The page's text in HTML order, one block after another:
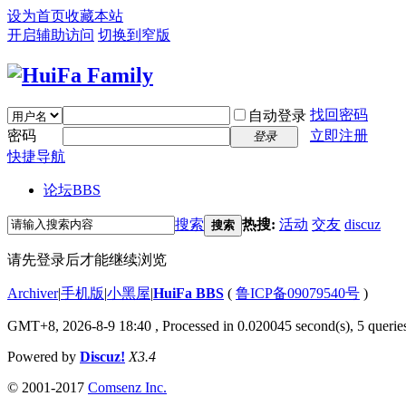
设为首页收藏本站
开启辅助访问 切换到窄版
自动登录 找回密码
密码
登录
立即注册
快捷导航
论坛BBS
搜索 搜索 热搜: 活动 交友 discuz
请先登录后才能继续浏览
Archiver|手机版|小黑屋|HuiFa BBS ( 鲁ICP备09079540号 )
GMT+8, 2026-8-9 18:40 , Processed in 0.020045 second(s), 5
Powered by Discuz! X3.4
© 2001-2017 Comsenz Inc.